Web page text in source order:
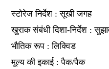
स्टोरेज निर्देश : सूखी जगह
खुराक संबंधी दिशा-निर्देश :
भौतिक रूप : लिक्विड
मूल्य की इकाई : पैक/पैक